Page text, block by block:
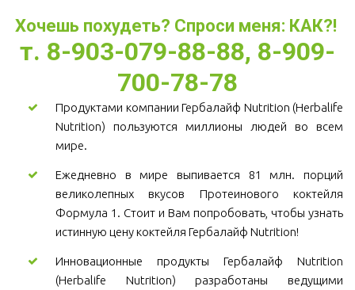
Хочешь похудеть? Спроси меня: КАК?!
т. 8-903-079-88-88, 8-909-
700-78-78
Продуктами компании Гербалайф Nutrition (Herbalife
Nutrition) пользуются миллионы людей во всем
мире.
Ежедневно в мире выпивается 81 млн. порций
великолепных вкусов Протеинового коктейля
Формула 1. Стоит и Вам попробовать, чтобы узнать
истинную цену коктейля Гербалайф Nutrition!
Инновационные продукты Гербалайф Nutrition
(Herbalife Nutrition) разработаны ведущими